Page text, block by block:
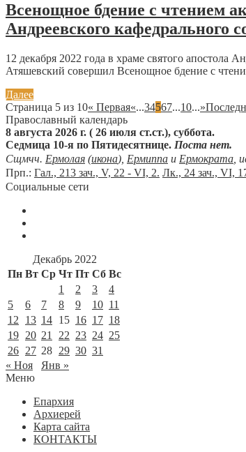
Всенощное бдение с чтением
Андреевского кафедрального
12 декабря 2022 года в храме святого
Атяшевский совершил Всенощное бдение с
Далее
Страница 5 из 10« Первая«...34567...10...»
Православный календарь
8 августа 2026 г. ( 26 июля ст.ст.), суббота.
Седмица 10-я по Пятидесятнице. Поста нет.
Сщмчч. Ермолая (икона), Ермиппа и Ермократа ,
Прп.: Гал., 213 зач., V, 22 - VI, 2. Лк., 24 зач., VI,
Социальные сети
Декабрь 2022
Пн Вт Ср Чт Пт Сб Вс
1
2 3
4
5
6 7 8 9 10 11
12
13 14 15 16 17 18
19 20 21 22 23 24 25
26 27 28 29 30 31
« Ноя
Янв »
Меню
Епархия
Архиерей
Карта сайта
КОНТАКТЫ